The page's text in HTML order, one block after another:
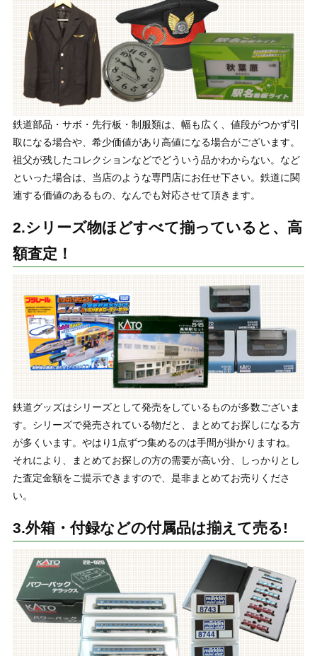
鉄道部品・サボ・先行板・制服類は、幅も広く、値段がつかず引
取になる場合や、希少価値があり高値になる場合がございます。
祖父が残したコレクションなどでどういう品かわからない。など
といった場合は、当店のような専門店にお任せ下さい。鉄道に関
連する価値のあるもの、なんでも対応させて頂きます。
2.シリーズ物ほどすべて揃っていると、高
額査定！
鉄道グッズはシリーズとして発売をしているものが多数ございま
す。シリーズで発売されている物だと、まとめてお探しになる方
が多くいます。やはり1点ずつ集めるのは手間が掛かりますね。
それにより、まとめてお探しの方の需要が高い分、しっかりとし
た査定金額をご提示できますので、是非まとめてお売りくださ
い。
3.外箱・付録などの付属品は揃えて売る!